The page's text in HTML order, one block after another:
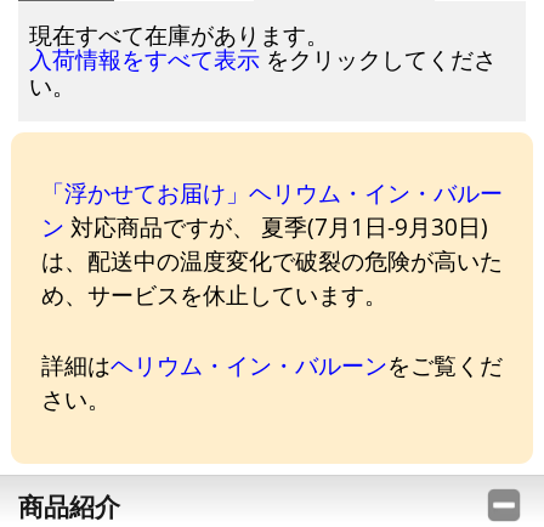
現在すべて在庫があります。
入荷情報をすべて表示 をクリックしてくださ
い。
「浮かせてお届け」ヘリウム・イン・バルー
ン 対応商品ですが、 夏季(7月1日-9月30日)
は、配送中の温度変化で破裂の危険が高いた
め、サービスを休止しています。
詳細はヘリウム・イン・バルーンをご覧くだ
さい。
商品紹介